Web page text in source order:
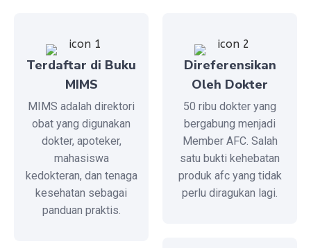
Terdaftar di Buku
MIMS
MIMS adalah direktori
obat yang digunakan
dokter, apoteker,
mahasiswa
kedokteran, dan tenaga
kesehatan sebagai
panduan praktis.
Direferensikan
Oleh Dokter
50 ribu dokter yang
bergabung menjadi
Member AFC. Salah
satu bukti kehebatan
produk afc yang tidak
perlu diragukan lagi.